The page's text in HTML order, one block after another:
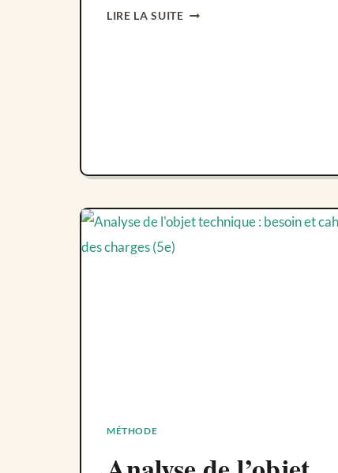
LIRE LA SUITELES
MÉTHODE